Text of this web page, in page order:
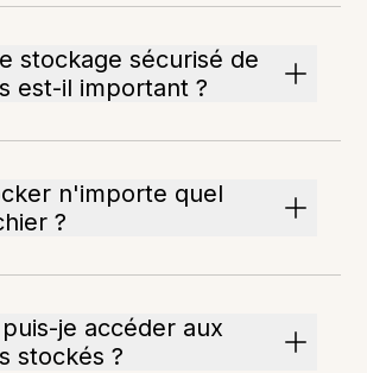
stockage sécurisé de
est-il important ?
n'importe quel
?
je accéder aux
stockés ?